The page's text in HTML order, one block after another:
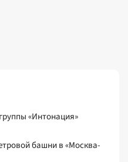
«Интонация»
башни в «Москва-